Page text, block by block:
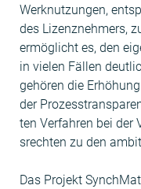
Werknutzun­gen,
des Lizen­znehmers,
ermöglicht es, den
in vie­len Fällen
gehören die
der
ten Ver­fahren bei der
srecht­en zu den
Das Pro­jekt